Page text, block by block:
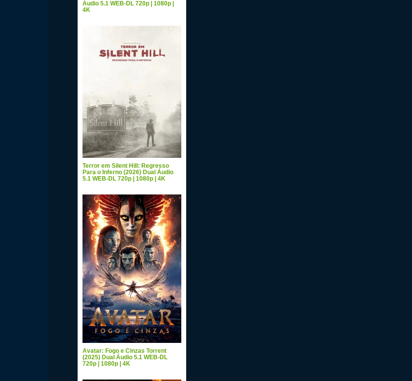
Áudio 5.1 WEB-DL 720p | 1080p |
4K
Terror em Silent Hill: Regresso
Para o Inferno (2026) Dual Áudio
5.1 WEB-DL 720p | 1080p | 4K
Avatar: Fogo e Cinzas Torrent
(2025) Dual Áudio 5.1 WEB-DL
720p | 1080p | 4K